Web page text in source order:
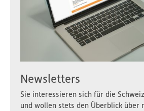
Newsletters
Sie interessieren sich für die
und wollen stets den Überblick über